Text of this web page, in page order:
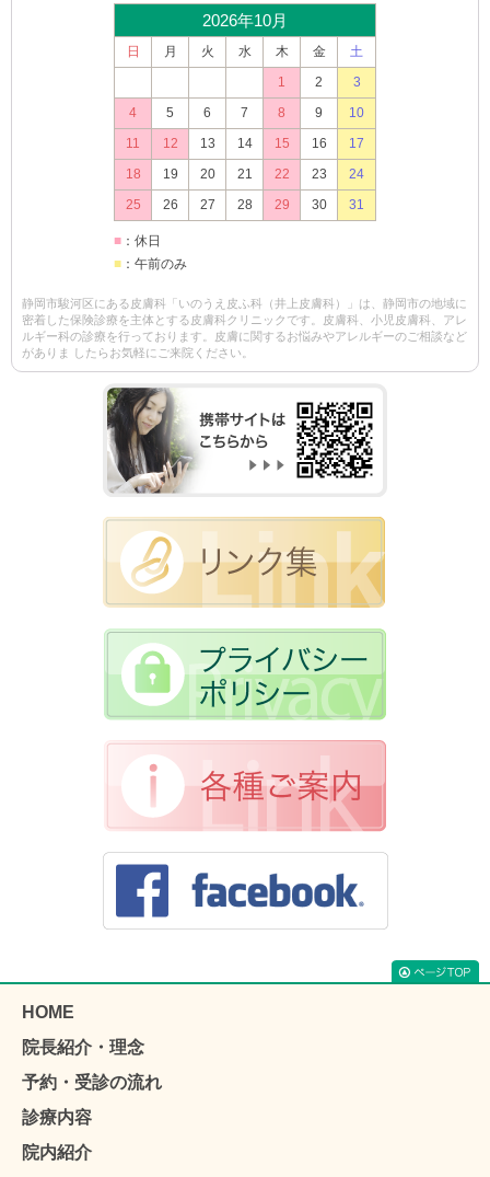
2026年10月
日 月 火 水 木 金
土
1
2
3
4
5 6 7 8 9
10
11
12 13 14 15 16
17
18
19 20 21 22 23
24
25
26 27 28 29 30 31
■ ：休日
■ ：午前のみ
静岡市駿河区にある皮膚科「いのうえ皮ふ科（井上皮膚科）」は、静岡市の地域に
密着した保険診療を主体とする皮膚科クリニックです。皮膚科、小児皮膚科、アレ
ルギー科の診療を行っております。皮膚に関するお悩みやアレルギーのご相談など
がありま したらお気軽にご来院ください。
HOME
院長紹介・理念
予約・受診の流れ
診療内容
院内紹介